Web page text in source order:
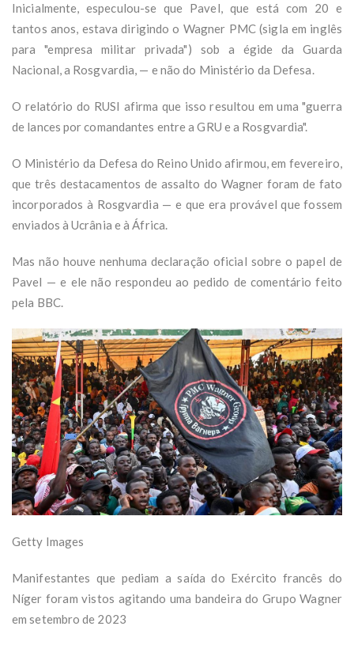
Inicialmente, especulou-se que Pavel, que está com 20 e
tantos anos, estava dirigindo o Wagner PMC (sigla em inglês
para "empresa militar privada") sob a égide da Guarda
Nacional, a Rosgvardia, — e não do Ministério da Defesa.
O relatório do RUSI afirma que isso resultou em uma "guerra
de lances por comandantes entre a GRU e a Rosgvardia".
O Ministério da Defesa do Reino Unido afirmou, em fevereiro,
que três destacamentos de assalto do Wagner foram de fato
incorporados à Rosgvardia — e que era provável que fossem
enviados à Ucrânia e à África.
Mas não houve nenhuma declaração oficial sobre o papel de
Pavel — e ele não respondeu ao pedido de comentário feito
pela BBC.
Getty Images
Manifestantes que pediam a saída do Exército francês do
Níger foram vistos agitando uma bandeira do Grupo Wagner
em setembro de 2023